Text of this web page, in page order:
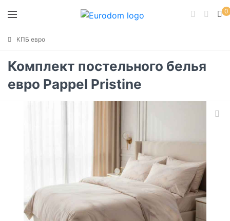
0
КПБ евро
Комплект постельного белья
евро Pappel Pristine